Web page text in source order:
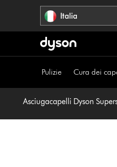
Italia
Pulizie Cura dei
Asciugacapelli Dyson